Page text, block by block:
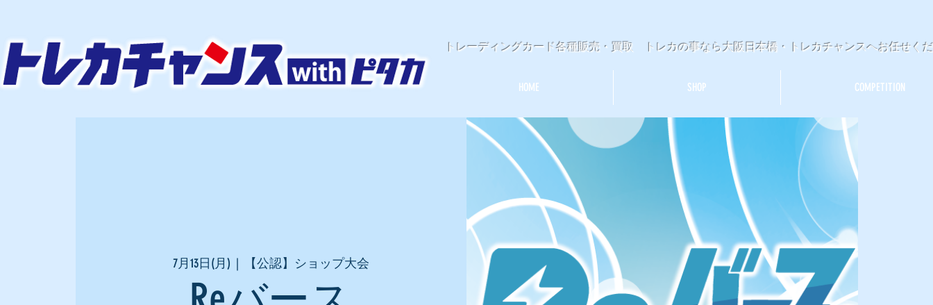
トレーディングカード各種販売・買取 トレカの事なら大阪日本橋・トレカチャンスへお任せく
HOME SHOP COMPETITION
7月13日(月)
  |
【公認】ショップ大会